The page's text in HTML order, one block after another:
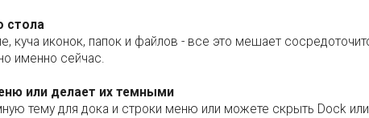
стола
куча иконок, папок и файлов - все это мешает
именно сейчас.
или делает их темными
тему для дока и строки меню или можете скрыть Dock